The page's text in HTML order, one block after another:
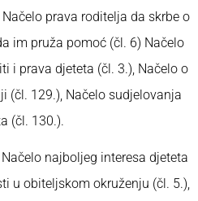
prava roditelja da skrbe o
im pruža pomoć (čl. 6) Načelo
i prava djeteta (čl. 3.), Načelo o
(čl. 129.), Načelo sudjelovanja
(čl. 130.).
najboljeg interesa djeteta
u obiteljskom okruženju (čl. 5.),